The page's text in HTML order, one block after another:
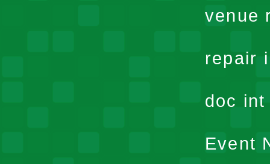
venue
repair
doc
Event